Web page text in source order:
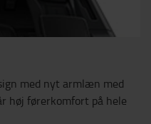
med nyt armlæn med
høj førerkomfort på hele